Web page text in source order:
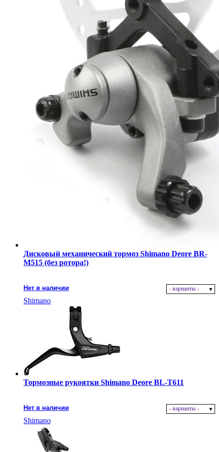
Дисковый механический тормоз Shimano Deore BR-
M515 (без ротора!)
Нет в наличии - варианты -
Shimano
Тормозные рукоятки Shimano Deore BL-T611
Нет в наличии - варианты -
Shimano